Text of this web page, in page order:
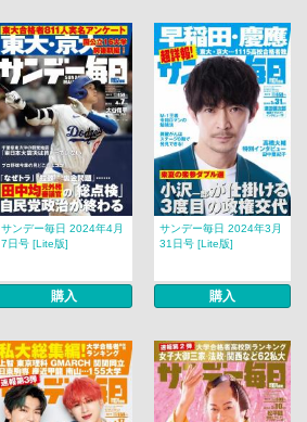
サンデー毎日 2024年4月
7日号 [Lite版]
購入
サンデー毎日 2024年3月
31日号 [Lite版]
購入